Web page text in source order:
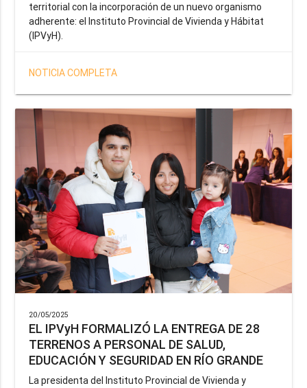
territorial con la incorporación de un nuevo organismo
adherente: el Instituto Provincial de Vivienda y Hábitat
(IPVyH).
NOTICIA COMPLETA
20/05/2025
EL IPVyH FORMALIZÓ LA ENTREGA DE 28
TERRENOS A PERSONAL DE SALUD,
EDUCACIÓN Y SEGURIDAD EN RÍO GRANDE
La presidenta del Instituto Provincial de Vivienda y